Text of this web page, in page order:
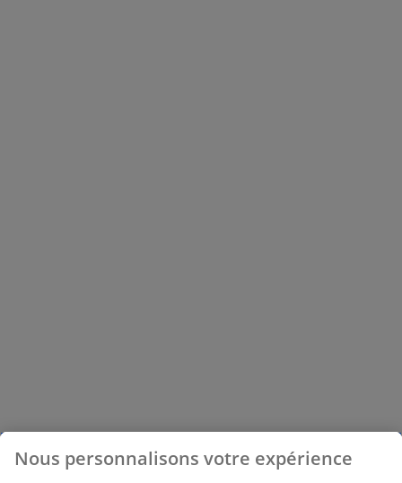
Nous personnalisons votre expérience